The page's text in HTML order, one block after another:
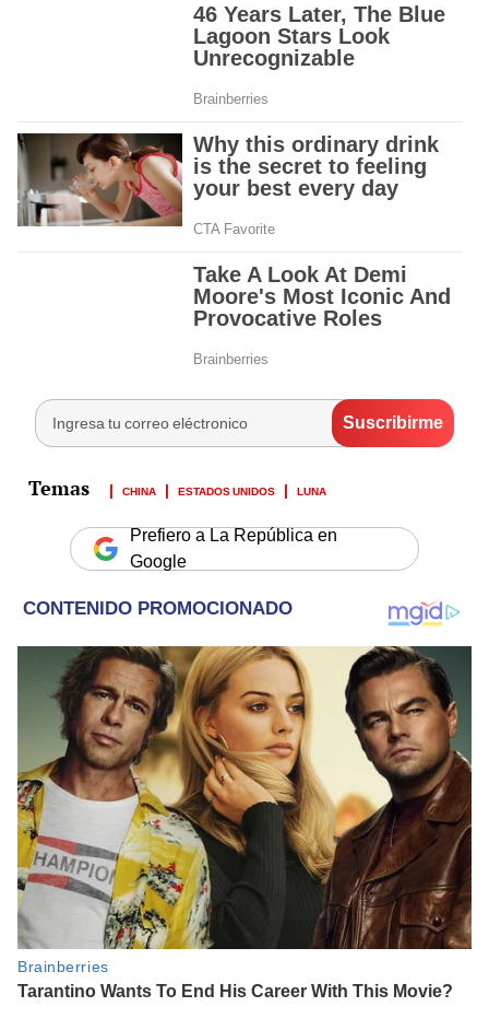
CHINA ESTADOS UNIDOS LUNA
Prefiero a La República en
Google